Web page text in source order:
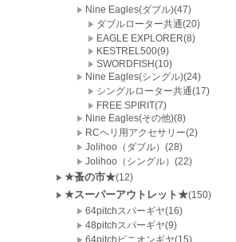
Nine Eagles(ダブル)(47)
ダブルローター共通(20)
EAGLE EXPLORER(8)
KESTREL500(9)
SWORDFISH(10)
Nine Eagles(シングル)(24)
シングルローター共通(17)
FREE SPIRIT(7)
Nine Eagles(その他)(8)
RCヘリ用アクセサリー(2)
Jolihoo（ダブル）(28)
Jolihoo（シングル）(22)
★蚤の市★(12)
★スーパーアウトレット★(150)
64pitchスパーギヤ(16)
48pitchスパーギヤ(9)
64pitchピニオンギヤ(15)